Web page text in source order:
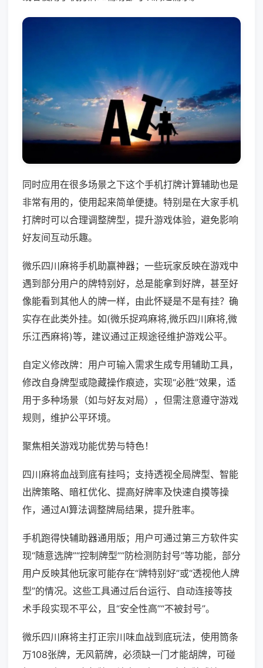
同时应用在很多场景之下这个手机打牌计算辅助也是
非常有用的，使用起来简单便捷。特别是在大家手机
打牌时可以合理调整牌型，提升游戏体验，避免影响
好友间互动乐趣。
微乐四川麻将手机助赢神器；一些玩家反映在游戏中
遇到部分用户的牌特别好，总是能拿到好牌，甚至好
像能看到其他人的牌一样，由此怀疑是不是有挂？确
实存在此类外挂。如(微乐捉鸡麻将,微乐四川麻将,微
乐江西麻将)等，建议通过正规途径维护游戏公平。
自定义修改牌：用户可输入需求生成专用辅助工具，
修改自身牌型或隐藏操作痕迹，实现“必胜”效果，适
用于多种场景（如与好友对局），但需注意遵守游戏
规则，维护公平环境。
聚焦相关游戏功能优势与特色！
四川麻将血战到底有挂吗；支持透视全局牌型、智能
出牌策略、暗杠优化、提高好牌率及快速自摸等操
作，通过AI算法调整牌局结果，提升胜率。
手机跑得快辅助器通用版；用户可通过第三方软件实
现“随意选牌”“控制牌型”“防检测防封号”等功能，部分
用户反映其他玩家可能存在“牌特别好”或“透视他人牌
型”的情况。这些工具通过后台运行、自动连接等技
术手段实现不平公，且“安全性高”“不被封号”。
微乐四川麻将主打正宗川味血战到底玩法，使用筒条
万108张牌，无风箭牌，必须缺一门才能胡牌，可碰